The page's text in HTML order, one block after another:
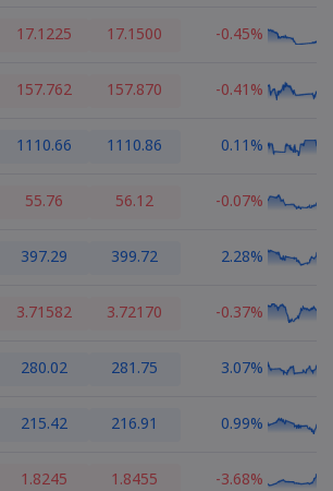
விருதுகள்
குக்கீ
சட்டத் தொகுப்பு
17.1225 17.1500 -0.45%
157.762 157.870 -0.41%
1110.66 1110.86 0.11%
55.76 56.12 -0.07%
397.29 399.72 2.28%
3.71582 3.72170 -0.37%
280.02 281.75 3.07%
215.42 216.91 0.99%
1.8245 1.8455 -3.68%